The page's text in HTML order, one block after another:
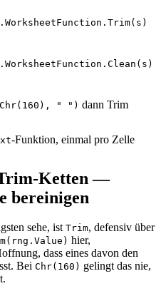
" ") dann Trim
-Funktion, einmal pro Zelle
Ketten —
bereinigen
sehe, ist Trim, defensiv über
hier,
dass eines davon den
Bei Chr(160) gelingt das nie,